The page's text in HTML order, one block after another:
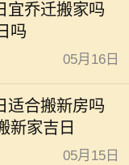
宜乔迁搬家吗
吗
05月16日
适合搬新房吗
新家吉日
05月15日